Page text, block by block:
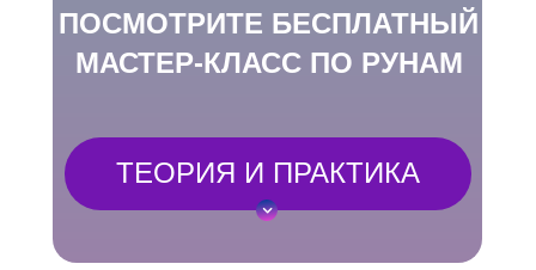
ПОСМОТРИТЕ БЕСПЛАТНЫЙ
МАСТЕР-КЛАСС ПО РУНАМ
ТЕОРИЯ И ПРАКТИКА